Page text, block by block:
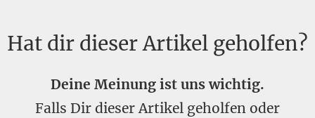
Hat dir dieser Artikel geholfen?
Deine Meinung ist uns wichtig.
Falls Dir dieser Artikel geholfen oder